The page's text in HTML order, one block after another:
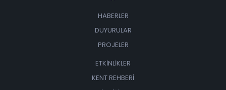
HABERLER
DUYURULAR
PROJELER
ETKINLIKLER
KENT REHBERI